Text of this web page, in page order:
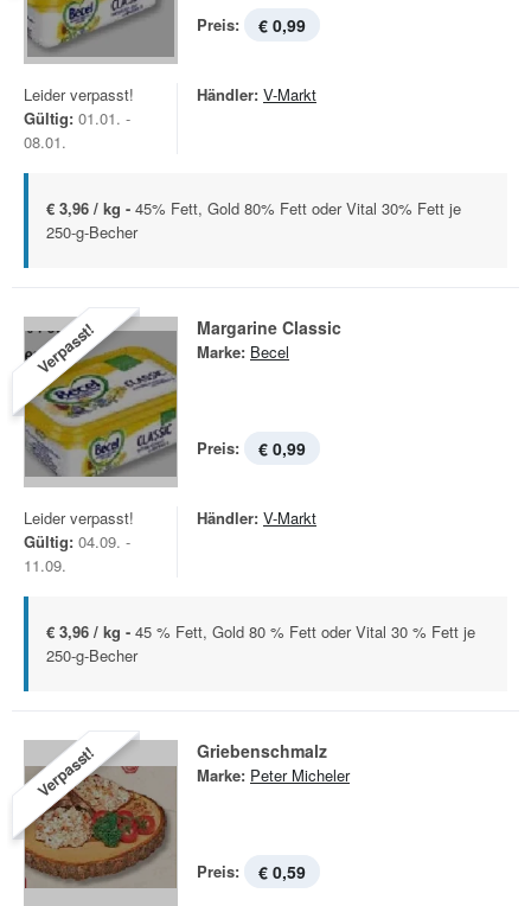
Preis: € 0,99
Leider verpasst!
Gültig: 01.01. -
08.01.
Händler: V-Markt
€ 3,96 / kg - 45% Fett, Gold 80% Fett oder Vital 30% Fett je
250-g-Becher
Verpasst! Margarine Classic
Marke: Becel
Preis: € 0,99
Leider verpasst!
Gültig: 04.09. -
11.09.
Händler: V-Markt
€ 3,96 / kg - 45 % Fett, Gold 80 % Fett oder Vital 30 % Fett je
250-g-Becher
Verpasst! Griebenschmalz
Marke: Peter Micheler
Preis: € 0,59